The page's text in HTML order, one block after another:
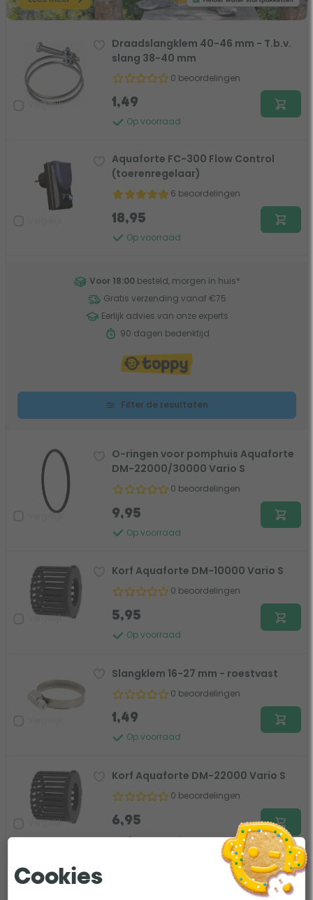
Vergelijk
Draadslangklem 40-46 mm - T.b.v.
slang 38-40 mm
0 beoordelingen
Op voorraad
1,49
Aquaforte FC-300 Flow Control
(toerenregelaar)
6 beoordelingen
Op voorraad
18,95
Voor 18:00 besteld, morgen in huis*
Gratis verzending vanaf €75
Eerlijk advies van onze experts
90 dagen bedenktijd
Filter de resultaten
Vergelijk
O-ringen voor pomphuis Aquaforte
DM-22000/30000 Vario S
0 beoordelingen
Op voorraad
9,95
Vergelijk
Korf Aquaforte DM-10000 Vario S
0 beoordelingen
Op voorraad
5,95
Slangklem 16-27 mm - roestvast
0 beoordelingen
Op voorraad
1,49
Vergelijk
Korf Aquaforte DM-22000 Vario S
0 beoordelingen
Op voorraad
6,95
Controller Aquaforte DM-22000
Cookies